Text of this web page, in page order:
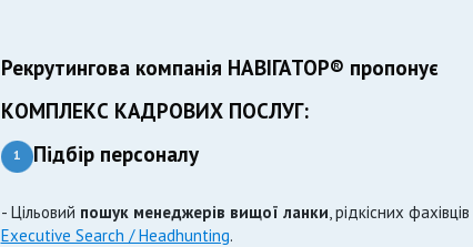
Рекрутингова компанія НАВІГАТОР® пропонує
КОМПЛЕКС КАДРОВИХ ПОСЛУГ:
1 Підбір персоналу
- Цільовий пошук менеджерів вищої ланки, рідкісних
Executive Search / Headhunting.